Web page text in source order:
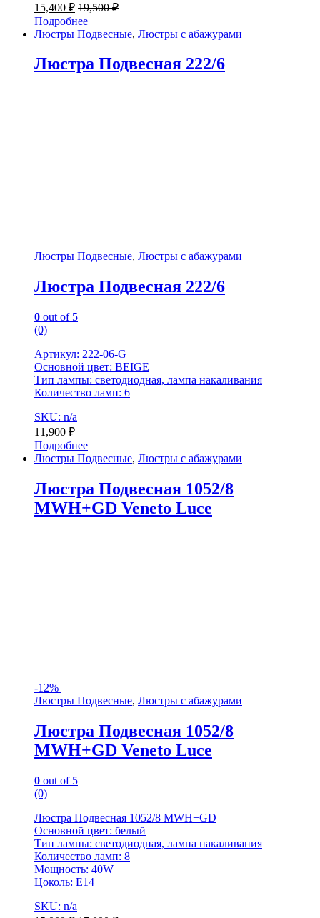
15,400 ₽ 19,500₽
Подробнее
Люстры Подвесные, Люстры с абажурами
Люстра Подвесная 222/6
Люстры Подвесные, Люстры с абажурами
Люстра Подвесная 222/6
0 out of 5
(0)
Артикул: 222-06-G
Основной цвет: BEIGE
Тип лампы: светодиодная, лампа накаливания
Количество ламп: 6
SKU: n/a
11,900 ₽
Подробнее
Люстры Подвесные, Люстры с абажурами
Люстра Подвесная 1052/8
MWH+GD Veneto Luce
-12%
Люстры Подвесные, Люстры с абажурами
Люстра Подвесная 1052/8
MWH+GD Veneto Luce
0 out of 5
(0)
Люстра Подвесная 1052/8 MWH+GD
Основной цвет: белый
Тип лампы: светодиодная, лампа накаливания
Количество ламп: 8
Мощность: 40W
Цоколь: Е14
SKU: n/a